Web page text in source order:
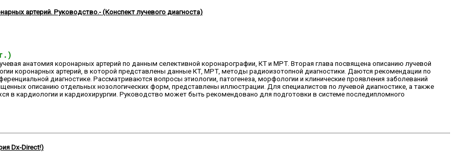
артерий. Руководство.- (Конспект лучевого диагноста)
анатомия коронарных артерий по данным селективной коронарографии, КТ и МРТ. Вторая глава посвящена описанию лучевой
коронарных артерий, в которой представлены данные КТ, МРТ, методы радиоизотопной диагностики. Даются рекомендации по
диагностике. Рассматриваются вопросы этиологии, патогенеза, морфологии и клинические проявления заболеваний
описанию отдельных нозологических форм, представлены иллюстрации. Для специалистов по лучевой диагностике, а также
в кардиологии и кардиохирургии. Руководство может быть рекомендовано для подготовки в системе последипломного
Dx-Direct!)